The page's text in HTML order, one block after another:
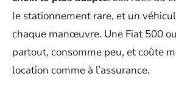
le stationnement rare, et un
chaque manœuvre. Une Fiat 500
partout, consomme peu, et coûte
location comme à l’assurance.